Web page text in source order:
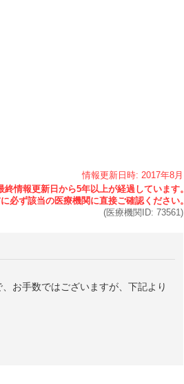
情報更新日時: 2017年8月
(医療機関ID: 73561 )
お手数ではございますが、下記より